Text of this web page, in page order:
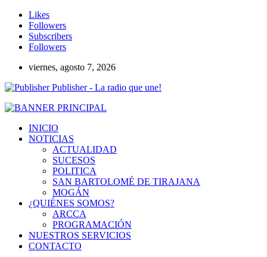
Likes
Followers
Subscribers
Followers
viernes, agosto 7, 2026
Publisher - La radio que une!
INICIO
NOTICIAS
ACTUALIDAD
SUCESOS
POLITICA
SAN BARTOLOMÉ DE TIRAJANA
MOGÁN
¿QUIÉNES SOMOS?
ARCCA
PROGRAMACIÓN
NUESTROS SERVICIOS
CONTACTO